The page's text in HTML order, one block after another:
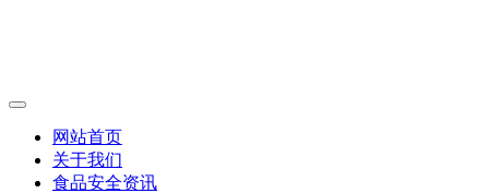
网站首页
关于我们
食品安全资讯